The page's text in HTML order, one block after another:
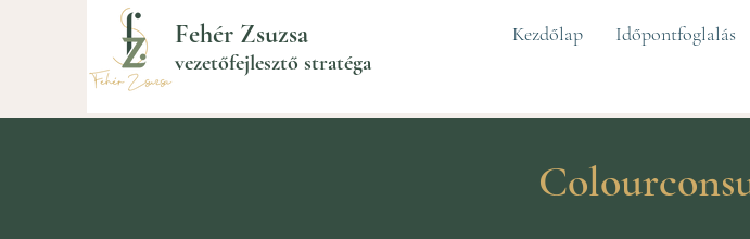
Fehér Zsuzsa
vezetőfejlesztő stratéga
Kezdőlap Időpontfoglalás